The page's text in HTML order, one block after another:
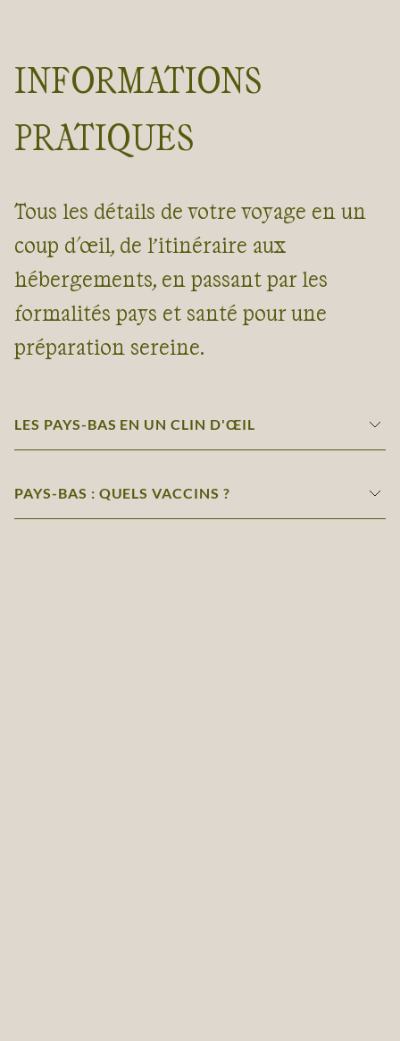
INFORMATIONS
PRATIQUES
Tous les détails de votre voyage en un
coup d'œil, de l’itinéraire aux
hébergements, en passant par les
formalités pays et santé pour une
préparation sereine.
LES PAYS-BAS EN UN CLIN D'ŒIL
PAYS-BAS : QUELS VACCINS ?